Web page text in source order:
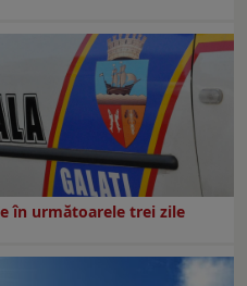
în următoarele trei zile